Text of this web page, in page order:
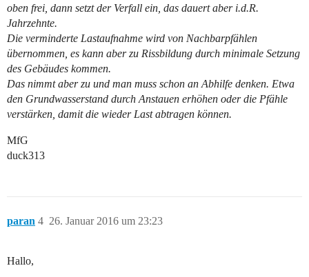
oben frei, dann setzt der Verfall ein, das dauert aber i.d.R.
Jahrzehnte.
Die verminderte Lastaufnahme wird von Nachbarpfählen
übernommen, es kann aber zu Rissbildung durch minimale Setzung
des Gebäudes kommen.
Das nimmt aber zu und man muss schon an Abhilfe denken. Etwa
den Grundwasserstand durch Anstauen erhöhen oder die Pfähle
verstärken, damit die wieder Last abtragen können.
MfG
duck313
paran 26. Januar 2016 um 23:23
4
Hallo,